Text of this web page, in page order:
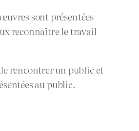
sont présentées
reconnaître le travail
rencontrer un public et
au public.